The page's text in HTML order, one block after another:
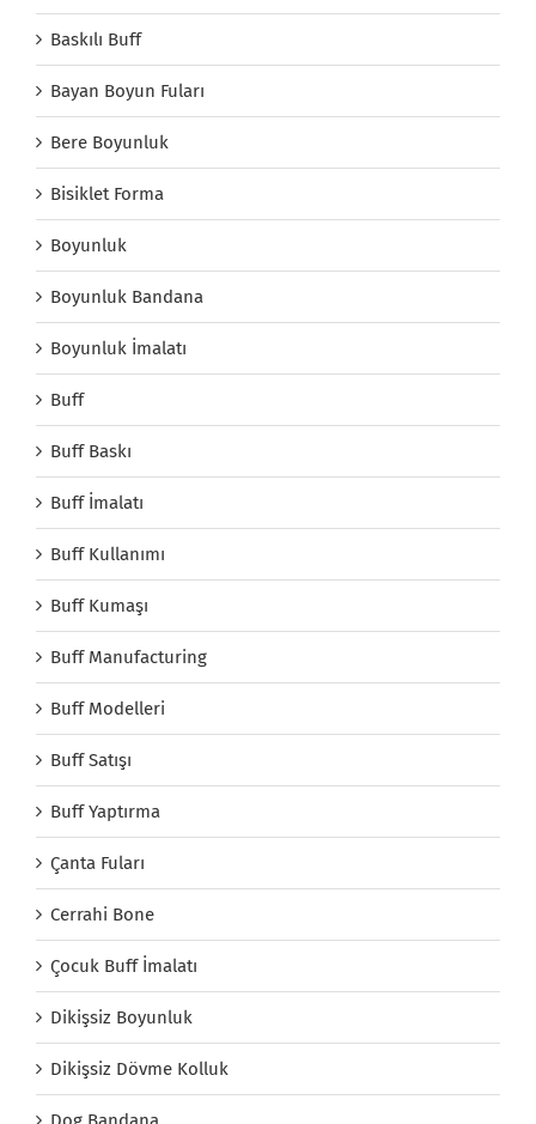
Baskılı Buff
Bayan Boyun Fuları
Bere Boyunluk
Bisiklet Forma
Boyunluk
Boyunluk Bandana
Boyunluk İmalatı
Buff
Buff Baskı
Buff İmalatı
Buff Kullanımı
Buff Kumaşı
Buff Manufacturing
Buff Modelleri
Buff Satışı
Buff Yaptırma
Çanta Fuları
Cerrahi Bone
Çocuk Buff İmalatı
Dikişsiz Boyunluk
Dikişsiz Dövme Kolluk